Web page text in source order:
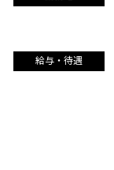
給与・待遇